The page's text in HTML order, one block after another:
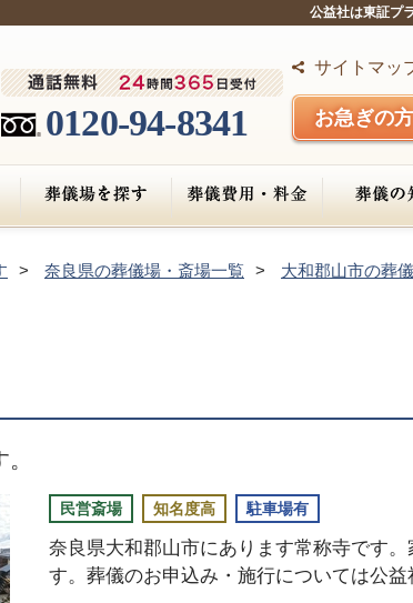
公益社は東証プ
サイトマッ
お急ぎの方
0120-94-8341
奈良県の葬儀場・斎場一覧 大和郡山市の葬
民営斎場 知名度高 駐車場有
奈良県大和郡山市にあります常称寺です
す。葬儀のお申込み・施行については公益